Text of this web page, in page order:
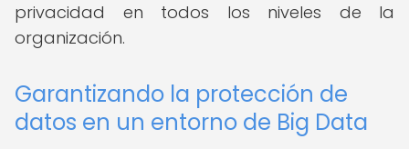
privacidad en todos los niveles de la
organización.
Garantizando la protección de
datos en un entorno de Big Data